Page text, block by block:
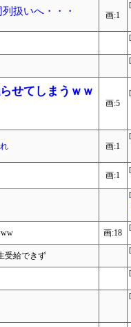
扱いへ・・・ 画:1
せてしまうｗｗ
画:5
画:1
画:1
画:18
受給できず